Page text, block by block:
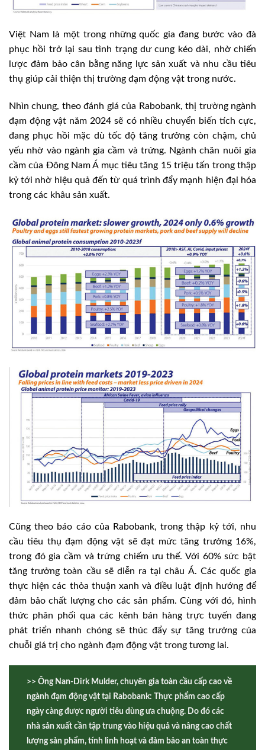
Việt Nam là một trong những quốc gia đang bước vào đà
phục hồi trở lại sau tình trạng dư cung kéo dài, nhờ chiến
lược đảm bảo cân bằng năng lực sản xuất và nhu cầu tiêu
thụ giúp cải thiện thị trường đạm động vật trong nước.
Nhìn chung, theo đánh giá của Rabobank, thị trường ngành
đạm động vật năm 2024 sẽ có nhiều chuyển biến tích cực,
đang phục hồi mặc dù tốc độ tăng trưởng còn chậm, chủ
yếu nhờ vào ngành gia cầm và trứng. Ngành chăn nuôi gia
cầm của Đông Nam Á mục tiêu tăng 15 triệu tấn trong thập
kỷ tới nhờ hiệu quả đến từ quá trình đẩy mạnh hiện đại hóa
trong các khâu sản xuất.
Cũng theo báo cáo của Rabobank, trong thập kỷ tới, nhu
cầu tiêu thụ đạm động vật sẽ đạt mức tăng trưởng 16%,
trong đó gia cầm và trứng chiếm ưu thế. Với 60% sức bật
tăng trưởng toàn cầu sẽ diễn ra tại châu Á. Các quốc gia
thực hiện các thỏa thuận xanh và điều luật định hướng để
đảm bảo chất lượng cho các sản phẩm. Cùng với đó, hình
thức phân phối qua các kênh bán hàng trực tuyến đang
phát triển nhanh chóng sẽ thúc đẩy sự tăng trưởng của
chuỗi giá trị cho ngành đạm động vật trong tương lai.
>> Ông Nan-Dirk Mulder, chuyên gia toàn cầu cấp cao về
ngành đạm động vật tại Rabobank: Thực phẩm cao cấp
ngày càng được người tiêu dùng ưa chuộng. Do đó các
nhà sản xuất cần tập trung vào hiệu quả và nâng cao chất
lượng sản phẩm, tính linh hoạt và đảm bảo an toàn thực